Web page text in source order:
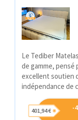
Le Tediber
de gamme,
excellent soutien
indépendance de
-
401,94 €